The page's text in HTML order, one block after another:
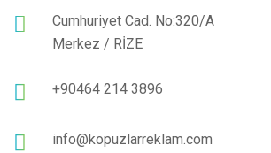
Cumhuriyet Cad. No:320/A
Merkez / RİZE
+90464 214 3896
info@kopuzlarreklam.com